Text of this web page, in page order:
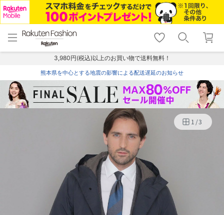
menu home
トップ
shopping_cart lock_outline
ログイン
3,980円(税込)以上のお買い物で送料無料！
熊本県を中心とする地震の影響による配送遅延のお知らせ
1 /3